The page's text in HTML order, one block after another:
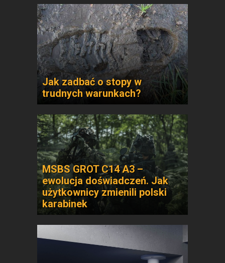
Jak zadbać o stopy w
trudnych warunkach?
MSBS GROT C14 A3 –
ewolucja doświadczeń. Jak
użytkownicy zmienili polski
karabinek